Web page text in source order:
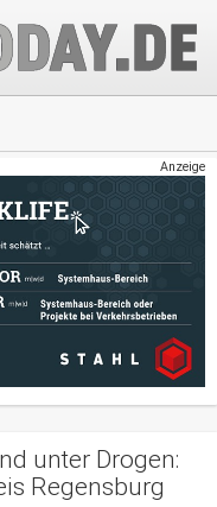
Anzeige
unter Drogen:
Regensburg